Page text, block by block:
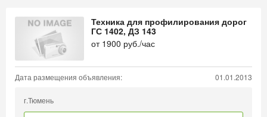
Техника для профилирования дорог
ГС 1402, ДЗ 143
от 1900 руб./час
Дата размещения объявления: 01.01.2013
г.Тюмень